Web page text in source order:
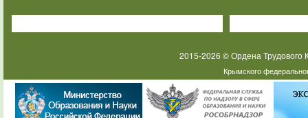
2015-2026 © Ордена
Крымского